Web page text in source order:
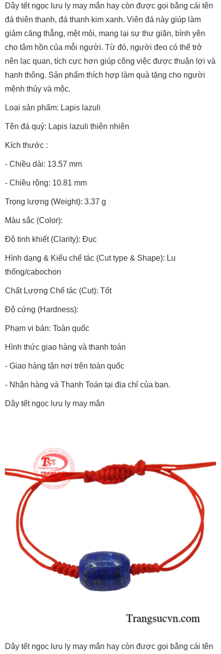
Dây tết ngọc lưu ly may mắn hay còn được gọi bằng cái tên
đá thiên thanh, đá thanh kim xanh. Viên đá này giúp làm
giảm căng thẳng, mệt mỏi, mang lại sự thư giãn, bình yên
cho tâm hồn của mỗi người. Từ đó, người đeo có thể trở
nên lạc quan, tích cực hơn giúp công việc được thuận lợi và
hanh thông. Sản phẩm thích hợp làm quà tặng cho người
mệnh thủy và mộc.
Loại sản phẩm: Lapis lazuli
Tên đá quý: Lapis lazuli thiên nhiên
Kích thước :
- Chiều dài: 13.57 mm
- Chiều rộng: 10.81 mm
Trọng lượng (Weight): 3.37 g
Màu sắc (Color):
Độ tinh khiết (Clarity): Đục
Hình dạng & Kiểu chế tác (Cut type & Shape): Lu
thống/cabochon
Chất Lượng Chế tác (Cut): Tốt
Độ cứng (Hardness):
Phạm vi bán: Toàn quốc
Hình thức giao hàng và thanh toán
- Giao hàng tận nơi trên toàn quốc
- Nhận hàng và Thanh Toán tại địa chỉ của bạn.
Dây tết ngọc lưu ly may mắn
Dây tết ngọc lưu ly may mắn hay còn được gọi bằng cái tên